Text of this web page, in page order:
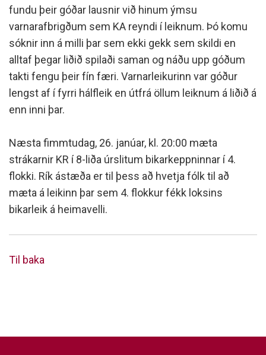
fundu þeir góðar lausnir við hinum ýmsu
varnarafbrigðum sem KA reyndi í leiknum. Þó komu
sóknir inn á milli þar sem ekki gekk sem skildi en
alltaf þegar liðið spilaði saman og náðu upp góðum
takti fengu þeir fín færi. Varnarleikurinn var góður
lengst af í fyrri hálfleik en útfrá öllum leiknum á liðið á
enn inni þar.
Næsta fimmtudag, 26. janúar, kl. 20:00 mæta
strákarnir KR í 8-liða úrslitum bikarkeppninnar í 4.
flokki. Rík ástæða er til þess að hvetja fólk til að
mæta á leikinn þar sem 4. flokkur fékk loksins
bikarleik á heimavelli.
Til baka